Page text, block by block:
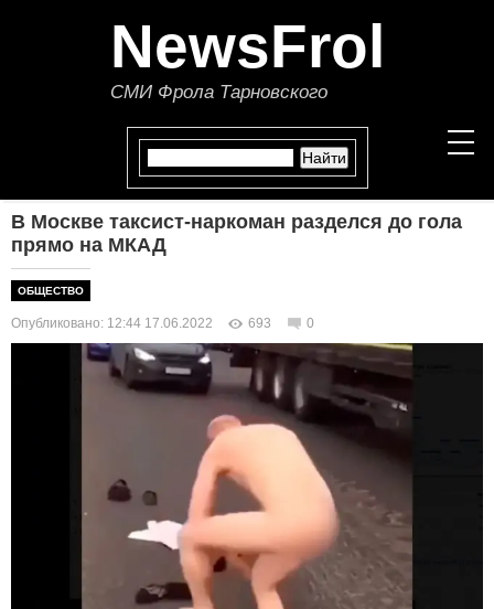
NewsFrol
СМИ Фрола Тарновского
ПОЛИТИКА
ЭКОНОМИКА
В МИРЕ
ОБЩЕСТВО
КУЛЬТУРА
НАУКА
В Москве таксист-наркоман разделся до гола
прямо на МКАД
ОБЩЕСТВО
Опубликовано: 12:44 17.06.2022 693 0